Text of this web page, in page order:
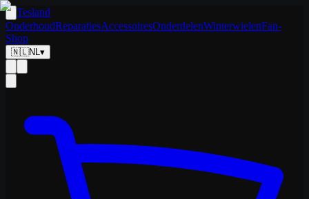
Tesland
OnderhoudReparatiesAccessoiresOnderdelenWinterwielenFan-
Shop
🇳🇱NL▾